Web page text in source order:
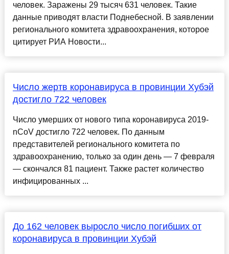
человек. Заражены 29 тысяч 631 человек. Такие
данные приводят власти Поднебесной. В заявлении
регионального комитета здравоохранения, которое
цитирует РИА Новости...
Число жертв коронавируса в провинции Хубэй
достигло 722 человек
Число умерших от нового типа коронавируса 2019-
nCoV достигло 722 человек. По данным
представителей регионального комитета по
здравоохранению, только за один день — 7 февраля
— скончался 81 пациент. Также растет количество
инфицированных ...
До 162 человек выросло число погибших от
коронавируса в провинции Хубэй